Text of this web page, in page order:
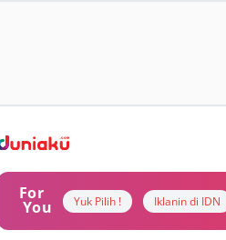
For
You Yuk Pilih ! Iklanin di IDN